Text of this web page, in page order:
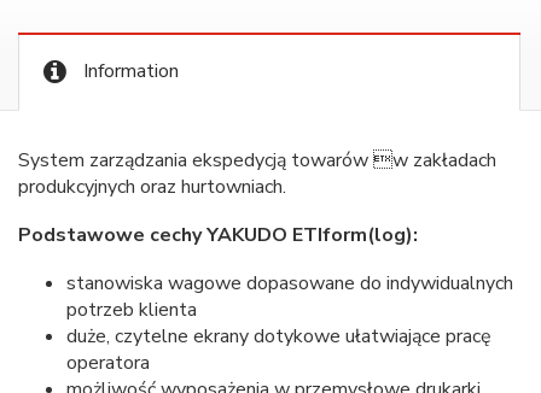
Information
System zarządzania ekspedycją towarów w zakładach
produkcyjnych oraz hurtowniach.
Podstawowe cechy YAKUDO ETIform(log):
stanowiska wagowe dopasowane do indywidualnych
potrzeb klienta
duże, czytelne ekrany dotykowe ułatwiające pracę
operatora